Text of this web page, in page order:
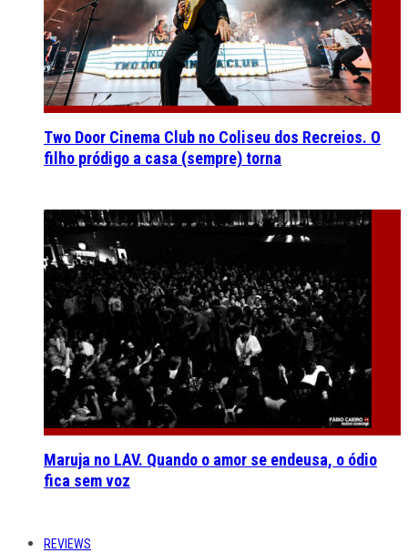
Two Door Cinema Club no Coliseu dos Recreios. O
filho pródigo a casa (sempre) torna
Maruja no LAV. Quando o amor se endeusa, o ódio
fica sem voz
REVIEWS